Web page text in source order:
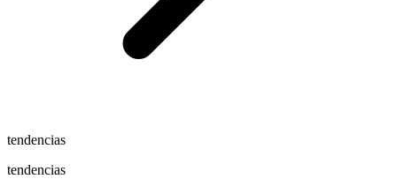
tendencias
tendencias